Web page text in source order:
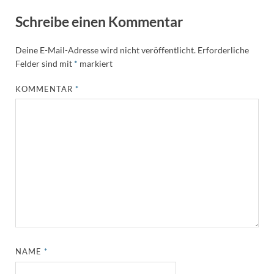
Schreibe einen Kommentar
Deine E-Mail-Adresse wird nicht veröffentlicht. Erforderliche
Felder sind mit * markiert
KOMMENTAR*
NAME*